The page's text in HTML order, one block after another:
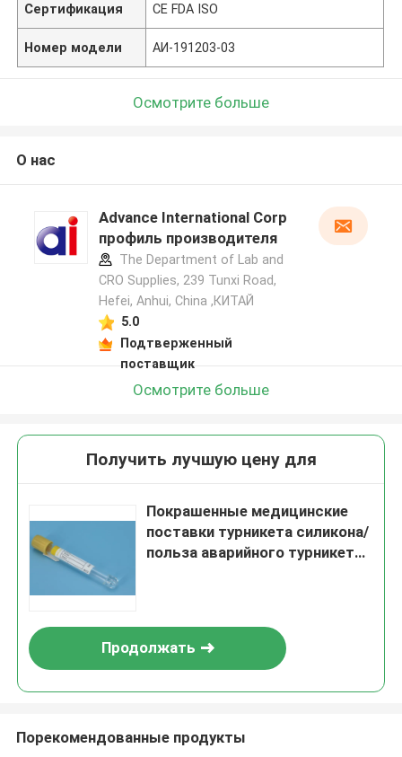
Сертификация CE FDA ISO
Номер модели АИ-191203-03
Осмотрите больше
О нас
Advance International Corp
профиль производителя
The Department of Lab and
CRO Supplies, 239 Tunxi Road,
Hefei, Anhui, China ,КИТАЙ
5.0
Подтверженный
поставщик
Осмотрите больше
Получить лучшую цену для
Покрашенные медицинские
поставки турникета силикона/
польза аварийного турникета
Продолжать
Порекомендованные продукты